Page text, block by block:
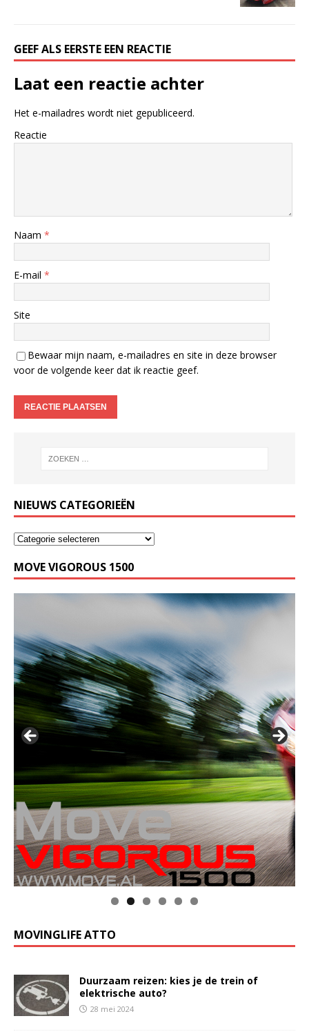
GEEF ALS EERSTE EEN REACTIE
Laat een reactie achter
Het e-mailadres wordt niet gepubliceerd.
Reactie
Naam *
E-mail *
Site
Bewaar mijn naam, e-mailadres en site in deze browser
voor de volgende keer dat ik reactie geef.
NIEUWS CATEGORIEËN
MOVE VIGOROUS 1500
MOVINGLIFE ATTO
Duurzaam reizen: kies je de trein of
elektrische auto?
28 mei 2024